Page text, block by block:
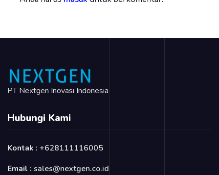
PT Nextgen Inovasi Indonesia
Hubungi Kami
Kontak : +628111116005
Email : sales@nextgen.co.id